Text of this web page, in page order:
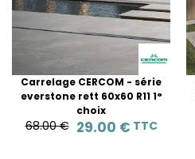
Carrelage CERCOM - série
everstone rett 60x60 R11 1°
choix
68.00 € 29.00 € TTC